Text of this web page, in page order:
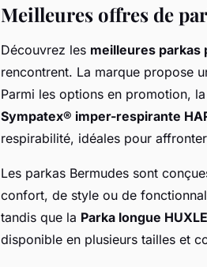
Meilleures offres de
Découvrez les meilleures parkas
rencontrent. La marque propose
Parmi les options en promotion, la
Sympatex® imper-respirante
respirabilité, idéales pour
Les parkas Bermudes sont
confort, de style ou de
tandis que la Parka longue
disponible en plusieurs tailles et